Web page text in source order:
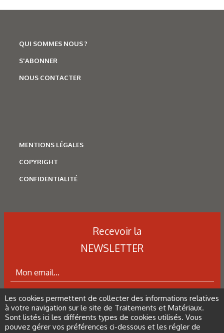
superficielle
N°500 - Mai / Juin 2026
QUI SOMMES NOUS ?
S'ABONNER
NOUS CONTACTER
MENTIONS LÉGALES
COPYRIGHT
CONFIDENTIALITÉ
Recevoir la
NEWSLETTER
ABONNEZ-VOUS À LA NEWSLETTER
Les cookies permettent de collecter des informations relatives
à votre navigation sur le site de Traitements et Matériaux.
Sont listés ici les différents types de cookies utilisés. Vous
pouvez gérer vos préférences ci-dessous et les régler de